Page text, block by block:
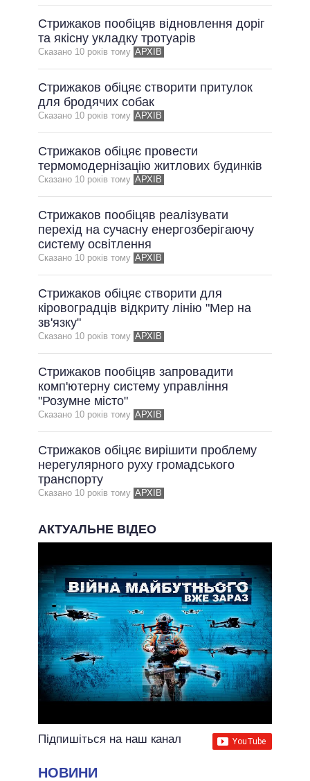
АРХІВНІ ОБІЦЯНКИ
Стрижаков пообіцяв відновлення доріг
та якісну укладку тротуарів
Сказано 10 рокiв тому АРХІВ
Стрижаков обіцяє створити притулок
для бродячих собак
Сказано 10 рокiв тому АРХІВ
Стрижаков обіцяє провести
термомодернізацію житлових будинків
Сказано 10 рокiв тому АРХІВ
Стрижаков пообіцяв реалізувати
перехід на сучасну енергозберігаючу
систему освітлення
Сказано 10 рокiв тому АРХІВ
Стрижаков обіцяє створити для
кіровоградців відкриту лінію "Мер на
зв'язку"
Сказано 10 рокiв тому АРХІВ
Стрижаков пообіцяв запровадити
комп'ютерну систему управління
"Розумне місто"
Сказано 10 рокiв тому АРХІВ
Стрижаков обіцяє вирішити проблему
нерегулярного руху громадського
транспорту
Сказано 10 рокiв тому АРХІВ
АКТУАЛЬНЕ ВІДЕО
Підпишіться на наш канал
НОВИНИ